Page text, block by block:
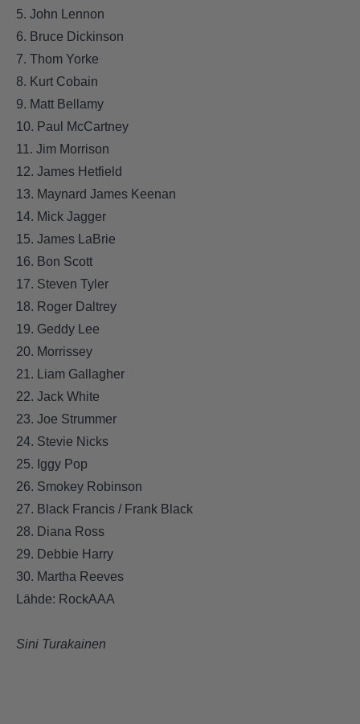
5. John Lennon
6. Bruce Dickinson
7. Thom Yorke
8. Kurt Cobain
9. Matt Bellamy
10. Paul McCartney
11. Jim Morrison
12. James Hetfield
13. Maynard James Keenan
14. Mick Jagger
15. James LaBrie
16. Bon Scott
17. Steven Tyler
18. Roger Daltrey
19. Geddy Lee
20. Morrissey
21. Liam Gallagher
22. Jack White
23. Joe Strummer
24. Stevie Nicks
25. Iggy Pop
26. Smokey Robinson
27. Black Francis / Frank Black
28. Diana Ross
29. Debbie Harry
30. Martha Reeves
Lähde: RockAAA
Sini Turakainen